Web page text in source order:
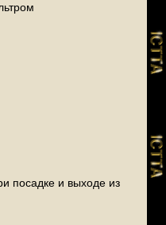
посадке и выходе из